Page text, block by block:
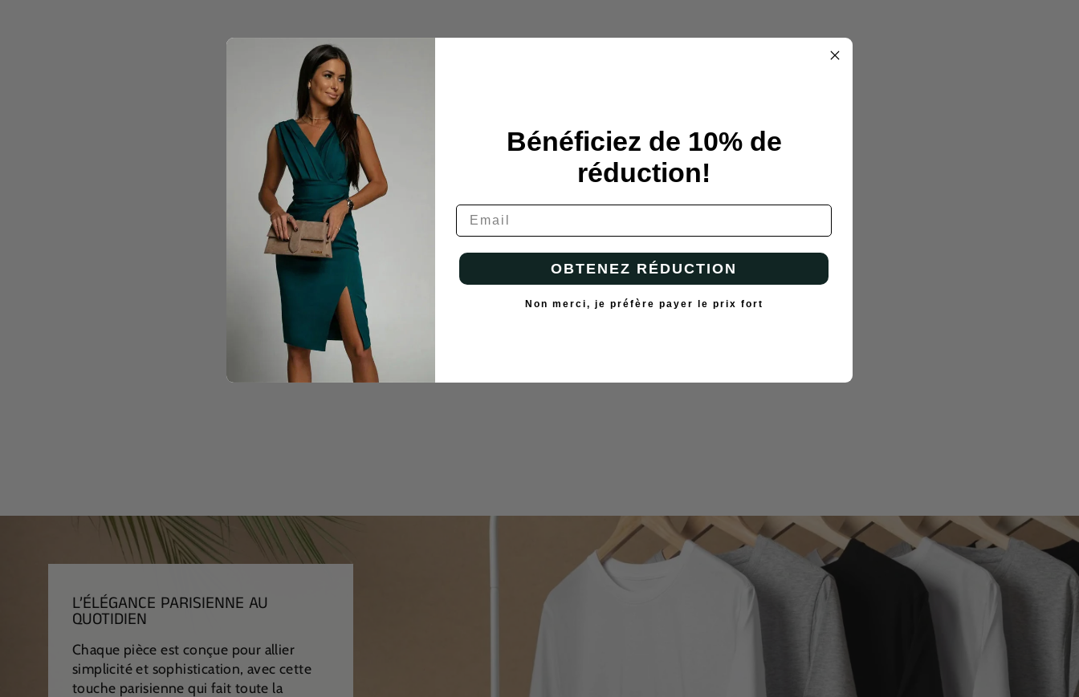
SONYA | ROBE DE SOIRÉE
ÉLÉGANTE ET MODERNE POUR
L’ÉLÉGANCE PARISIENNE AU
QUOTIDIEN
Chaque pièce est conçue pour allier
simplicité et sophistication, avec cette
touche parisienne qui fait toute la
Bénéficiez de 10% de
réduction!
OBTENEZ RÉDUCTION
Non merci, je préfère payer le prix fort